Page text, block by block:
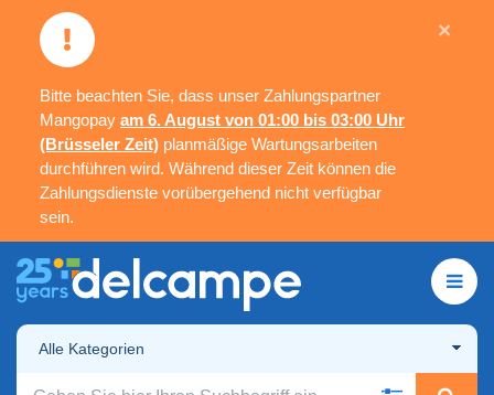
Bitte beachten Sie, dass unser Zahlungspartner
Mangopay am 6. August von 01:00 bis 03:00 Uhr
(Brüsseler Zeit) planmäßige Wartungsarbeiten
durchführen wird. Während dieser Zeit können die
Zahlungsdienste vorübergehend nicht verfügbar
sein.
×
Alle Kategorien